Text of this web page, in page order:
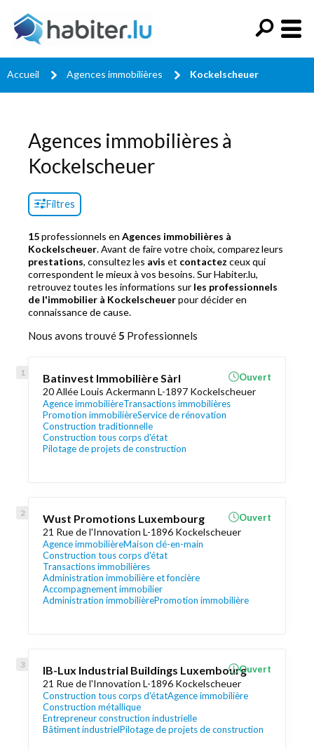
Accueil Agences immobilières Kockelscheuer
Agences immobilières à
Kockelscheuer
Filtres
15professionnels en Agences immobilières à
Kockelscheuer. Avant de faire votre choix, comparez leurs
prestations, consultez les avis et contactez ceux qui
correspondent le mieux à vos besoins. Sur Habiter.lu,
retrouvez toutes les informations sur les professionnels
de l'immobilier à Kockelscheuerpour décider en
connaissance de cause.
Nous avons trouvé5 Professionnels
Batinvest Immobilière Sàrl
20 Allée Louis Ackermann L-1897 Kockelscheuer
Agence immobilièreTransactions immobilières
Promotion immobilièreService de rénovation
Construction traditionnelle
Construction tous corps d'état
Pilotage de projets de construction
Ouvert
Wust Promotions Luxembourg
21 Rue de l'Innovation L-1896 Kockelscheuer
Agence immobilièreMaison clé-en-main
Construction tous corps d'état
Transactions immobilières
Administration immobilière et foncière
Accompagnement immobilier
Administration immobilièrePromotion immobilière
Ouvert
IB-Lux Industrial Buildings Luxembourg
21 Rue de l'Innovation L-1896 Kockelscheuer
Construction tous corps d'étatAgence immobilière
Construction métallique
Entrepreneur construction industrielle
Bâtiment industrielPilotage de projets de construction
Ouvert